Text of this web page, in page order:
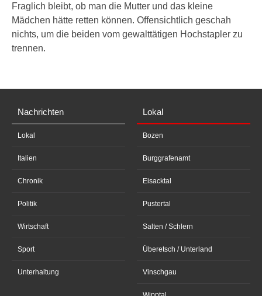
Fraglich bleibt, ob man die Mutter und das kleine
Mädchen hätte retten können. Offensichtlich geschah
nichts, um die beiden vom gewalttätigen Hochstapler zu
trennen.
Nachrichten
Lokal
Italien
Chronik
Politik
Wirtschaft
Sport
Unterhaltung
Lokal
Bozen
Burggrafenamt
Eisacktal
Pustertal
Salten / Schlern
Überetsch / Unterland
Vinschgau